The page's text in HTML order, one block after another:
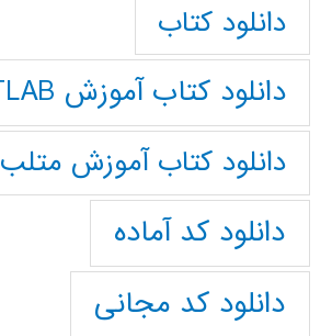
دانلود کتاب
دانلود کتاب آموزش MATLAB
دانلود کتاب آموزش متلب
دانلود کد آماده
دانلود کد مجانی